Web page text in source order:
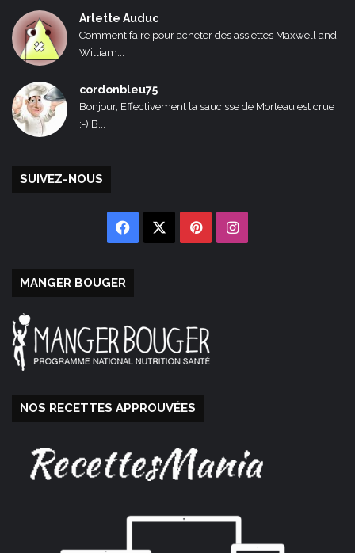
Arlette Auduc
Comment faire pour acheter des assiettes Maxwell and
William...
cordonbleu75
Bonjour, Effectivement la saucisse de Morteau est crue
:-) B...
SUIVEZ-NOUS
Facebook PinterestInstagram
MANGER BOUGER
NOS RECETTES APPROUVÉES